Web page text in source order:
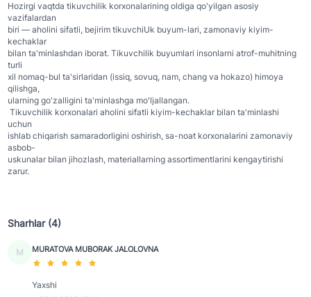
Hozirgi vaqtda tikuvchilik korxonalarining oldiga qo'yilgan asosiy
vazifalardan
biri — aholini sifatli, bejirim tikuvchiUk buyum-lari, zamonaviy kiyim-
kechaklar
bilan ta'minlashdan iborat. Tikuvchilik buyumlari insonlarni atrof-muhitning
turli
xil nomaq-bul ta'sirlaridan (issiq, sovuq, nam, chang va hokazo) himoya
qilishga,
ularning go'zalligini ta'minlashga mo'ljallangan.
Tikuvchilik korxonalari aholini sifatli kiyim-kechaklar bilan ta'minlashi
uchun
ishlab chiqarish samaradorligini oshirish, sa-noat korxonalarini zamonaviy
asbob-
uskunalar bilan jihozlash, materiallarning assortimentlarini kengaytirishi
zarur.
Sharhlar (4)
M MURATOVA MUBORAK JALOLOVNA
Yaxshi